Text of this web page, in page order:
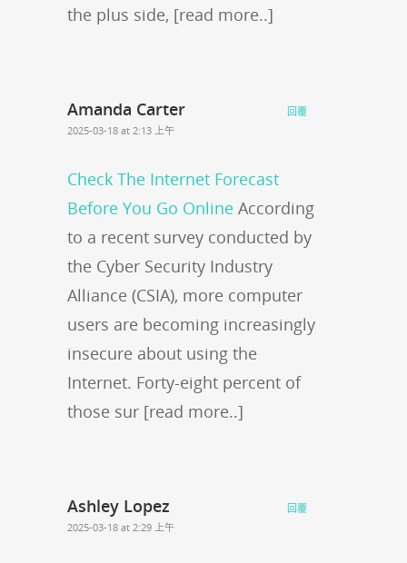
the plus side, [read more..]
Amanda Carter
2025-03-18 at 2:13 上午
Check The Internet Forecast
Before You Go Online According
to a recent survey conducted by
the Cyber Security Industry
Alliance (CSIA), more computer
users are becoming increasingly
insecure about using the
Internet. Forty-eight percent of
those sur [read more..]
回覆
Ashley Lopez
2025-03-18 at 2:29 上午
回覆